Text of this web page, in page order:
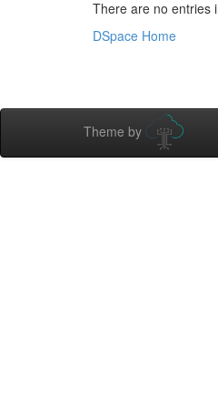
There are no entries
DSpace Home
Theme by